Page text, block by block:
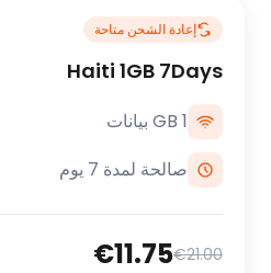
إعادة الشحن متاحة
Haiti 1GB 7Days
1 GB بيانات
صالحة لمدة 7 يوم
€21.00
€11.75